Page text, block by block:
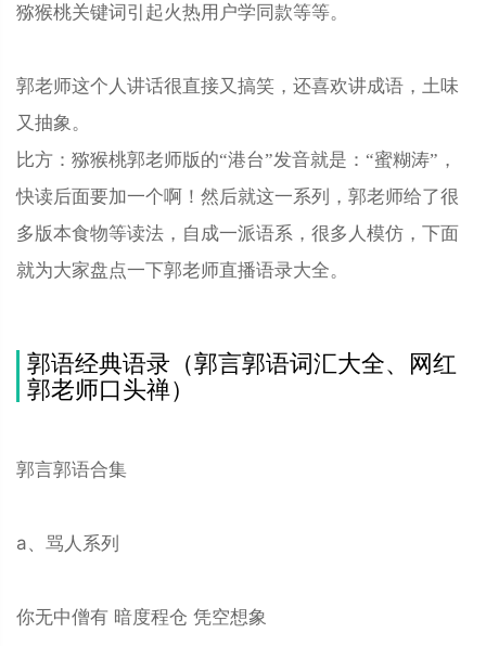
猕猴桃关键词引起火热用户学同款等等。
郭老师这个人讲话很直接又搞笑，还喜欢讲成语，土味
又抽象。
比方：猕猴桃郭老师版的“港台”发音就是：“蜜糊涛”，
快读后面要加一个啊！然后就这一系列，郭老师给了很
多版本食物等读法，自成一派语系，很多人模仿，下面
就为大家盘点一下郭老师直播语录大全。
郭语经典语录（郭言郭语词汇大全、网红
郭老师口头禅）
郭言郭语合集
a、骂人系列
你无中僧有 暗度程仓 凭空想象